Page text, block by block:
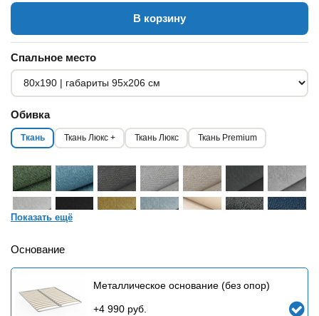
В корзину
Спальное место
Обивка
Ткань Ткань Люкс + Ткань Люкс Ткань Premium
Показать ещё
Основание
Металлическое основание (без опор)
+4 990 руб.